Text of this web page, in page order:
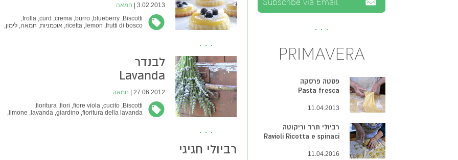
PRIMAVERA
פסטה פרסקה
Pasta fresca
11.04.2013
רביולי תרד וריקוטה
Ravioli Ricotta e spinaci
11.04.2016
3.02.2013 |
חמאה
Biscotti,
blueberry,
burro,
crema,
curd,
frolla,
frutti di bosco,
lemon,
ricetta, אוכמניות, חמאה, לימון,
לבנדר
Lavanda
27.06.2012 |
חמאה
Biscotti,
cucito,
fiore viola,
fiori,
fioritura,
fioritura della lavanda,
giardino,
lavanda,
limone,
רביולי חגיגי